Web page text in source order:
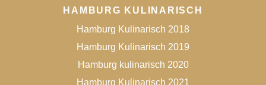
HAMBURG KULINARISCH
Hamburg Kulinarisch 2018
Hamburg Kulinarisch 2019
Hamburg kulinarisch 2020
Hamburg Kulinarisch 2021